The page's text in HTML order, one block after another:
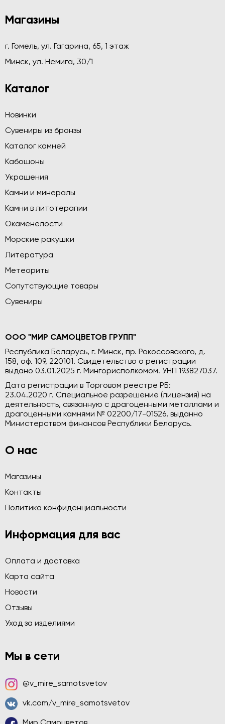
Магазины
г. Гомель, ул. Гагарина, 65, 1 этаж
Минск, ул. Немига, 30/1
Каталог
Новинки
Сувениры из бронзы
Каталог камней
Кабошоны
Украшения
Камни и минералы
Камни в литотерапии
Окаменелости
Морские ракушки
Литература
Метеориты
Сопутствующие товары
Сувениры
ООО "МИР САМОЦВЕТОВ ГРУПП"
Республика Беларусь, г. Минск, пр. Рокоссовского, д.
158, оф. 109, 220101. Свидетельство о регистрации
выдано 03.01.2025 г. Мингорисполкомом. УНП 193827037.
Дата регистрации в Торговом реестре РБ:
23.04.2020 г. Специальное разрешение (лицензия) на
деятельность, связанную с драгоценными металлами и
драгоценными камнями № 02200/17-01526, выданно
Министерством финансов Республики Беларусь.
О нас
Магазины
Контакты
Политика конфиденциальности
Информация для вас
Оплата и доставка
Карта сайта
Новости
Отзывы
Уход за изделиями
Мы в сети
@v_mire_samotsvetov
vk.com/v_mire_samotsvetov